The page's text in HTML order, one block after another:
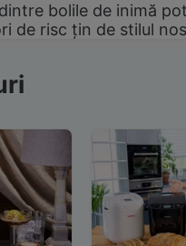
bolile de inimă
de risc țin de stilul